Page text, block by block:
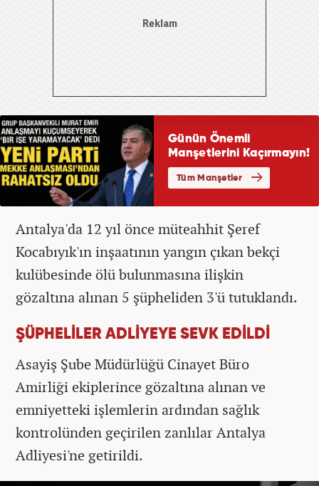
Antalya'da 12 yıl önce müteahhit Şeref
Kocabıyık'ın inşaatının yangın çıkan bekçi
kulübesinde ölü bulunmasına ilişkin
gözaltına alınan 5 şüpheliden 3'ü tutuklandı.
ŞÜPHELİLER ADLİYEYE SEVK EDİLDİ
Asayiş Şube Müdürlüğü Cinayet Büro
Amirliği ekiplerince gözaltına alınan ve
emniyetteki işlemlerin ardından sağlık
kontrolünden geçirilen zanlılar Antalya
Adliyesi'ne getirildi.